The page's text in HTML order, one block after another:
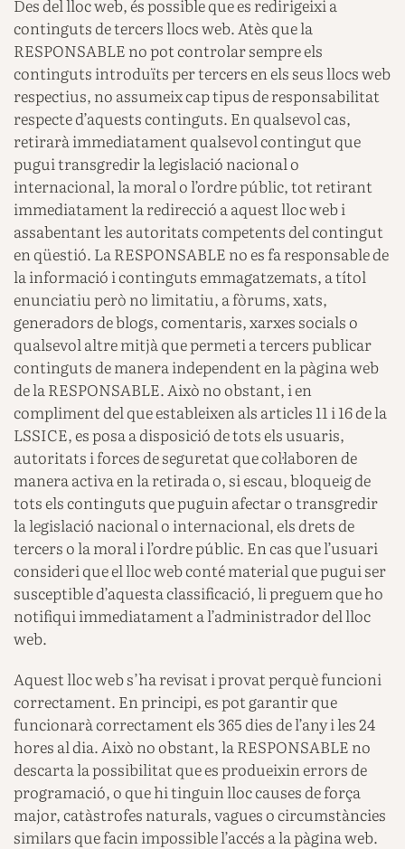
Des del lloc web, és possible que es redirigeixi a
continguts de tercers llocs web. Atès que la
RESPONSABLE no pot controlar sempre els
continguts introduïts per tercers en els seus llocs web
respectius, no assumeix cap tipus de responsabilitat
respecte d’aquests continguts. En qualsevol cas,
retirarà immediatament qualsevol contingut que
pugui transgredir la legislació nacional o
internacional, la moral o l’ordre públic, tot retirant
immediatament la redirecció a aquest lloc web i
assabentant les autoritats competents del contingut
en qüestió. La RESPONSABLE no es fa responsable de
la informació i continguts emmagatzemats, a títol
enunciatiu però no limitatiu, a fòrums, xats,
generadors de blogs, comentaris, xarxes socials o
qualsevol altre mitjà que permeti a tercers publicar
continguts de manera independent en la pàgina web
de la RESPONSABLE. Això no obstant, i en
compliment del que estableixen als articles 11 i 16 de la
LSSICE, es posa a disposició de tots els usuaris,
autoritats i forces de seguretat que col·laboren de
manera activa en la retirada o, si escau, bloqueig de
tots els continguts que puguin afectar o transgredir
la legislació nacional o internacional, els drets de
tercers o la moral i l’ordre públic. En cas que l’usuari
consideri que el lloc web conté material que pugui ser
susceptible d’aquesta classificació, li preguem que ho
notifiqui immediatament a l’administrador del lloc
web.
Aquest lloc web s’ha revisat i provat perquè funcioni
correctament. En principi, es pot garantir que
funcionarà correctament els 365 dies de l’any i les 24
hores al dia. Això no obstant, la RESPONSABLE no
descarta la possibilitat que es produeixin errors de
programació, o que hi tinguin lloc causes de força
major, catàstrofes naturals, vagues o circumstàncies
similars que facin impossible l’accés a la pàgina web.